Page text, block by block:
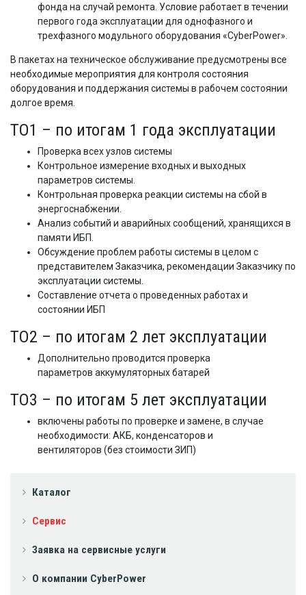
Каталог
Сервис
Заявка на сервисные услуги
О компании CyberPower
фонда на случай ремонта. Условие работает в течении
первого года эксплуатации для однофазного и
трехфазного модульного оборудования «CyberPower».
В пакетах на техническое обслуживание предусмотрены все
необходимые мероприятия для контроля состояния
оборудования и поддержания системы в рабочем состоянии
долгое время.
ТО1 – по итогам 1 года эксплуатации
Проверка всех узлов системы
Контрольное измерение входных и выходных
параметров системы.
Контрольная проверка реакции системы на сбой в
энергоснабжении.
Анализ событий и аварийных сообщений, хранящихся в
памяти ИБП.
Обсуждение проблем работы системы в целом с
представителем Заказчика, рекомендации Заказчику по
эксплуатации системы.
Составление отчета о проведенных работах и
состоянии ИБП
ТО2 – по итогам 2 лет эксплуатации
Дополнительно проводится проверка
параметров аккумуляторных батарей
ТО3 – по итогам 5 лет эксплуатации
включены работы по проверке и замене, в случае
необходимости: АКБ, конденсаторов и
вентиляторов (без стоимости ЗИП)